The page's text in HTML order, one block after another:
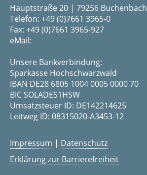
Hauptstraße 20 | 79256 Buchenbach
Telefon: +49 (0)7661 3965-0
Fax: +49 (0)7661 3965-927
eMail:
Unsere Bankverbindung:
Sparkasse Hochschwarzwald
IBAN DE28 6805 1004 0005 0000 70
BIC SOLADES1HSW
Umsatzsteuer ID: DE142214625
Leitweg ID: 08315020-A3453-12
Impressum | Datenschutz
Erklärung zur Barrierefreiheit